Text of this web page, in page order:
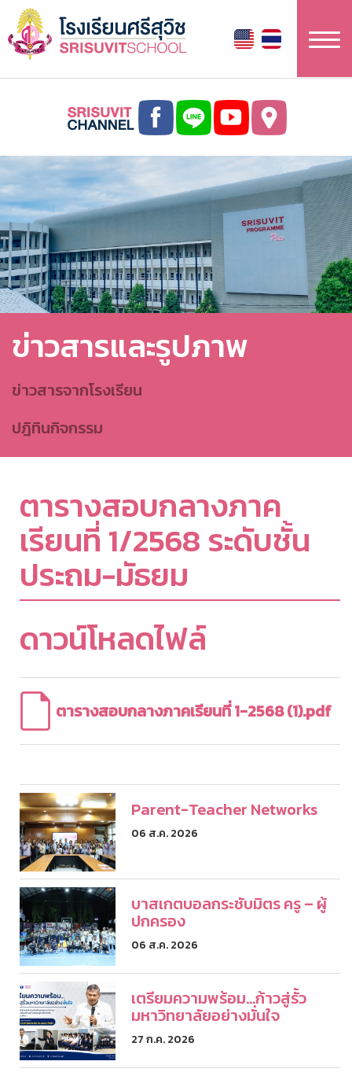
ยัง
เนื้อหา
ข่าวสารและรูปภาพ
ข่าวสารจากโรงเรียน
ปฎิทินกิจกรรม
ตารางสอบกลางภาค
เรียนที่ 1/2568 ระดับชั้น
ประถม-มัธยม
ดาวน์โหลดไฟล์
ตารางสอบกลางภาคเรียนที่ 1-2568 (1).pdf
Parent-Teacher Networks
06 ส.ค. 2026
บาสเกตบอลกระชับมิตร ครู – ผู้
ปกครอง
06 ส.ค. 2026
เตรียมความพร้อม...ก้าวสู่รั้ว
มหาวิทยาลัยอย่างมั่นใจ
27 ก.ค. 2026